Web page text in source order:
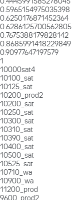
0.5965154975035398
0.6250176871452364
0.6286125700562805
0.7675388179828142
0.8685991418229849
0.90977647197579
1
10000sat4
10100_sat
10125_sat
10200_prod2
10200_sat
10250_sat
10300_sat
10310_sat
10390_sat
10400_sat
10500_sat
10525_sat
10710_wa
10900_wa
11200_prod
9600_prod2